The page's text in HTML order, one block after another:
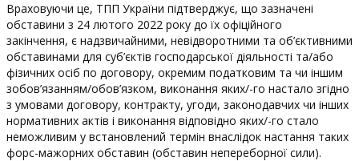
Враховуючи це, ТПП України підтверджує, що зазначені
обставини з 24 лютого 2022 року до їх офіційного
закінчення, є надзвичайними, невідворотними та об’єктивними
обставинами для суб’єктів господарської дiяльностi та/або
фізичних осіб по договору, окремим податковим та чи іншим
зобов’язанням/обов’язком, виконання яких/-го настало згідно
з умовами договору, контракту, угоди, законодавчих чи інших
нормативних актів і виконання відповідно яких/-го стало
неможливим у встановлений термін внаслідок настання таких
форс-мажорних обставин (обставин непереборної сили).